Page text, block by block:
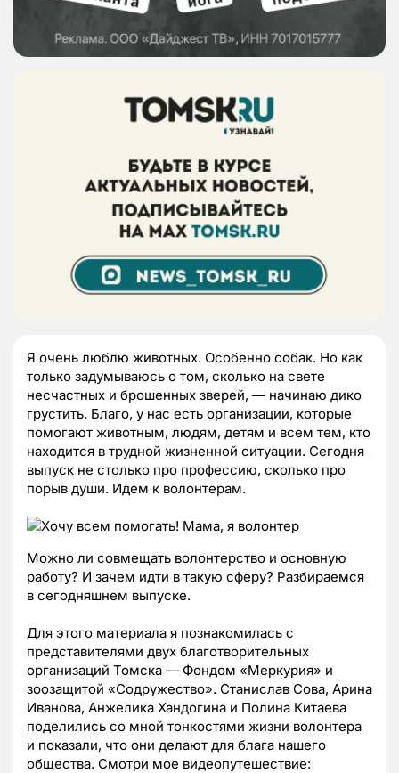
Я очень люблю животных. Особенно собак. Но как
только задумываюсь о том, сколько на свете
несчастных и брошенных зверей, — начинаю дико
грустить. Благо, у нас есть организации, которые
помогают животным, людям, детям и всем тем, кто
находится в трудной жизненной ситуации. Сегодня
выпуск не столько про профессию, сколько про
порыв души. Идем к волонтерам.
Можно ли совмещать волонтерство и основную
работу? И зачем идти в такую сферу? Разбираемся
в сегодняшнем выпуске.
Для этого материала я познакомилась с
представителями двух благотворительных
организаций Томска — Фондом «Меркурия» и
зоозащитой «Содружество». Станислав Сова, Арина
Иванова, Анжелика Хандогина и Полина Китаева
поделились со мной тонкостями жизни волонтера
и показали, что они делают для блага нашего
общества. Смотри мое видеопутешествие: